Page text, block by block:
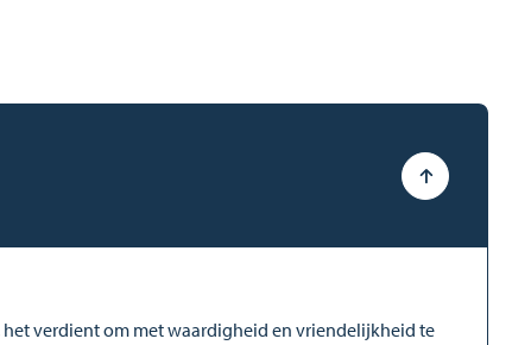
het verdient om met waardigheid en vriendelijkheid te